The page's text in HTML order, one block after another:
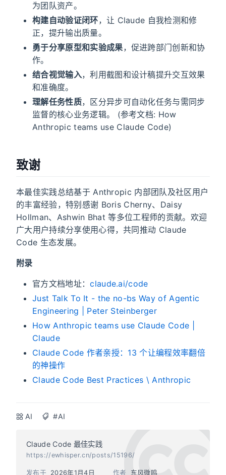
为团队资产。
构建自动验证闭环，让 Claude 自我检测和修
正，提升输出质量。
勇于分享原型和实验成果，促进跨部门创新和协
作。
结合视觉输入，利用截图和设计稿提升交互效果
和准确度。
理解任务性质，区分异步可自动化任务与需同步
监督的核心业务逻辑。 (参考文档: How
Anthropic teams use Claude Code)
致谢
本最佳实践总结基于 Anthropic 内部团队及社区用户
的丰富经验，特别感谢 Boris Cherny、Daisy
Hollman、Ashwin Bhat 等多位工程师的贡献。欢迎
广大用户持续分享使用心得，共同推动 Claude
Code 生态发展。
附录
官方文档地址：claude.ai/code
Just Talk To It - the no-bs Way of Agentic
Engineering | Peter Steinberger
How Anthropic teams use Claude Code |
Claude
Claude Code 作者亲授：13 个让编程效率翻倍
的神操作
Claude Code Best Practices \ Anthropic
AI #AI
Claude Code 最佳实践
https://ewhisper.cn/posts/15196/
作者 东风微鸣
发布于
2026年1月4日